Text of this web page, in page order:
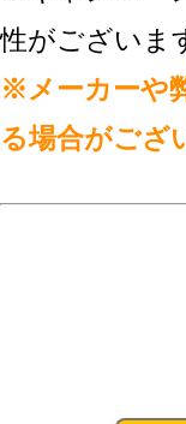
性がございま
※メーカーや
る場合がござ